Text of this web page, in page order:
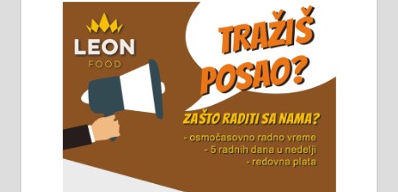
стовариште у улици Максима
Горког 26 сваког радног дана од
8 до 15 часова. 063/465-045
Чистим све врсте димњака.
061/32-13-445